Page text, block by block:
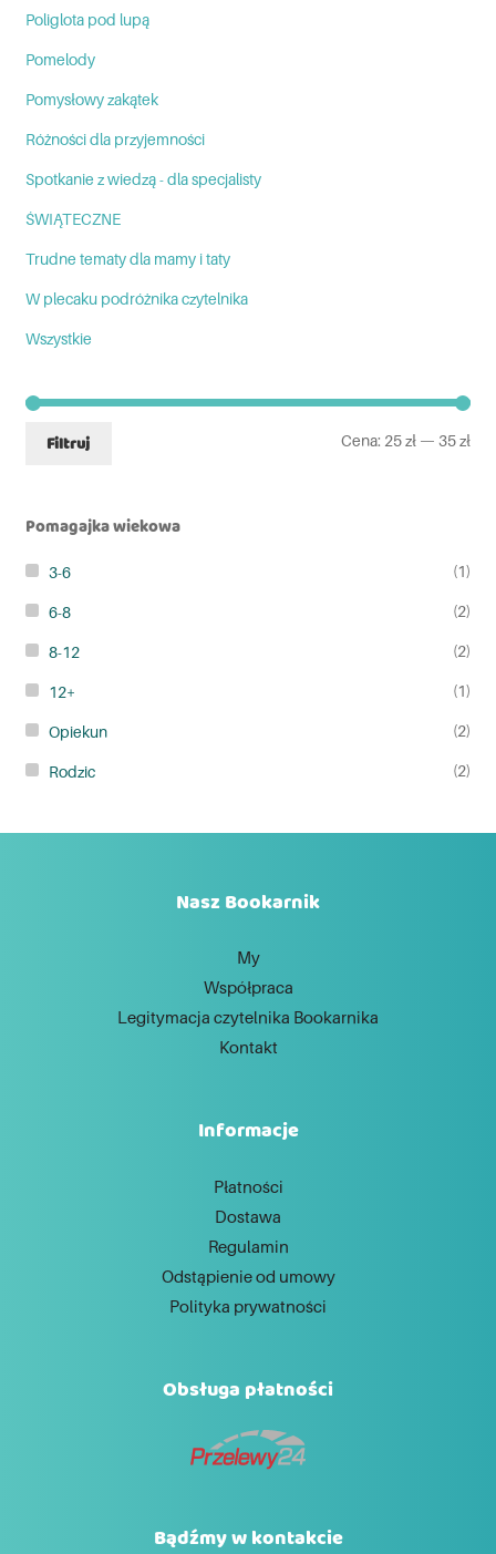
Poliglota pod lupą
Pomelody
Pomysłowy zakątek
Różności dla przyjemności
Spotkanie z wiedzą - dla specjalisty
ŚWIĄTECZNE
Trudne tematy dla mamy i taty
W plecaku podróżnika czytelnika
Wszystkie
Filtruj Cena: 25 zł —35 zł
Pomagajka wiekowa
3-6 (1)
6-8 (2)
8-12 (2)
12+ (1)
Opiekun (2)
Rodzic (2)
Nasz Bookarnik
My
Współpraca
Legitymacja czytelnika Bookarnika
Kontakt
Informacje
Płatności
Dostawa
Regulamin
Odstąpienie od umowy
Polityka prywatności
Obsługa płatności
Bądźmy w kontakcie